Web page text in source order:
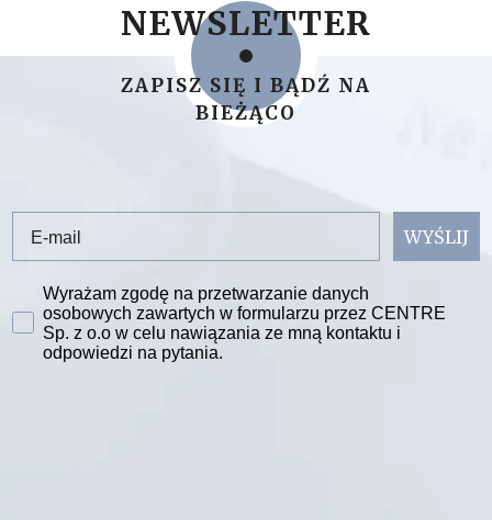
NEWSLETTER
ZAPISZ SIĘ I BĄDŹ NA
BIEŻĄCO
WYŚLIJ
Zgoda na przetwarzanie danych
Wyrażam zgodę na przetwarzanie danych
osobowych zawartych w formularzu przez CENTRE
Sp. z o.o w celu nawiązania ze mną kontaktu i
odpowiedzi na pytania.